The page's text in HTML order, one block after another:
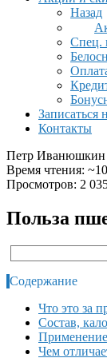
Назад
Спец.
Записаться
Контакты
Петр Иванюшкин
Время чтения:
Просмотров: 2
Польза
Содержание
Что это за
Состав,
Чем